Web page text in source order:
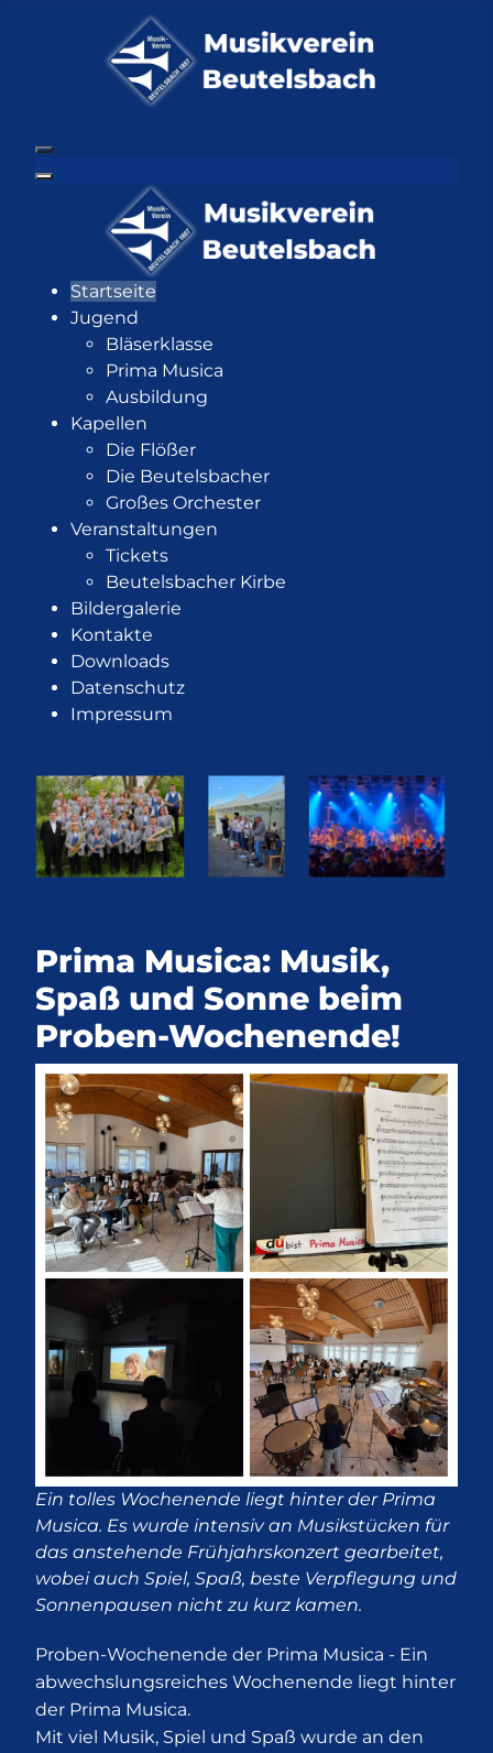
Startseite
Jugend
Bläserklasse
Prima Musica
Ausbildung
Kapellen
Die Flößer
Die Beutelsbacher
Großes Orchester
Veranstaltungen
Tickets
Beutelsbacher Kirbe
Bildergalerie
Kontakte
Downloads
Datenschutz
Impressum
Prima Musica: Musik,
Spaß und Sonne beim
Proben-Wochenende!
Ein tolles Wochenende liegt hinter der Prima
Musica. Es wurde intensiv an Musikstücken für
das anstehende Frühjahrskonzert gearbeitet,
wobei auch Spiel, Spaß, beste Verpflegung und
Sonnenpausen nicht zu kurz kamen.
Proben-Wochenende der Prima Musica - Ein
abwechslungsreiches Wochenende liegt hinter
der Prima Musica.
Mit viel Musik, Spiel und Spaß wurde an den